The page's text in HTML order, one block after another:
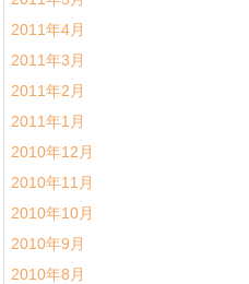
2011年4月
2011年3月
2011年2月
2011年1月
2010年12月
2010年11月
2010年10月
2010年9月
2010年8月